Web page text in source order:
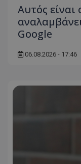
Αυτός
Google
06.08.2026 - 17:46